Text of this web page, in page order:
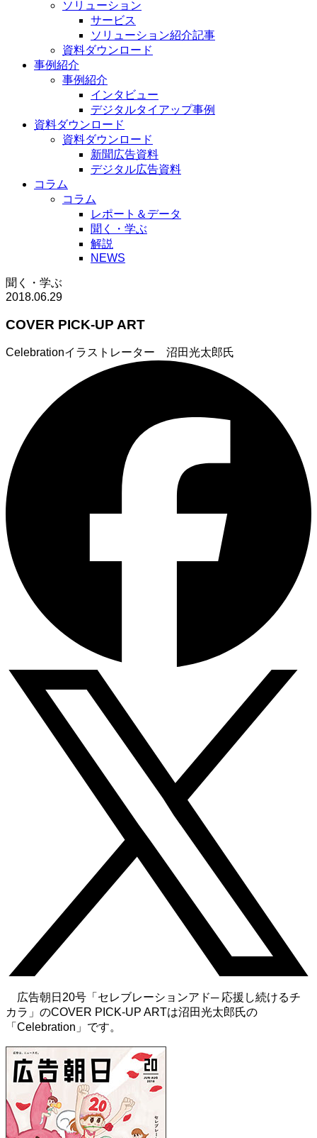
ソリューション
サービス
ソリューション紹介記事
資料ダウンロード
事例紹介
事例紹介
インタビュー
デジタルタイアップ事例
資料ダウンロード
資料ダウンロード
新聞広告資料
デジタル広告資料
コラム
コラム
レポート＆データ
聞く・学ぶ
解説
NEWS
聞く・学ぶ
2018.06.29
COVER PICK-UP ART
Celebrationイラストレーター 沼田光太郎氏
広告朝日20号「セレブレーションアド─ 応援し続けるチ
カラ」のCOVER PICK-UP ARTは沼田光太郎氏の
「Celebration」です。